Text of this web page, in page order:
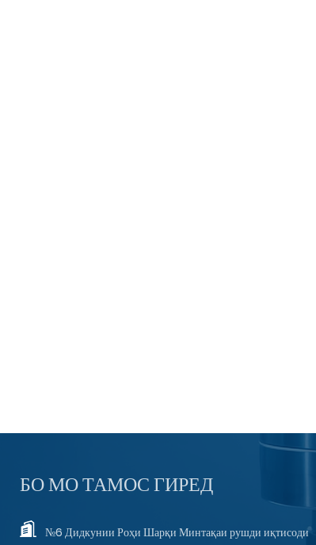
БО МО ТАМОС ГИРЕД
№6 Дидкунии Роҳи Шарқи Минтақаи рушди иқтисоди